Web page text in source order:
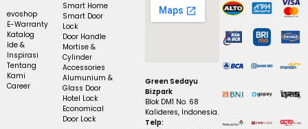
evoshop
E-Warranty
Katalog
Ide &
Inspirasi
Tentang
Kami
Career
Smart Home
Smart Door
Lock
Door Handle
Mortise &
Cylinder
Accessories
Alumunium &
Glass Door
Hotel Lock
Economical
Door Lock
Green Sedayu
Bizpark
Blok DM1 No. 68
Kalideres, Indonesia.
Telp: